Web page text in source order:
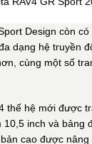
Design còn
dạng hệ truyền
cùng một số
thế hệ mới được
inch và bảng
cao được